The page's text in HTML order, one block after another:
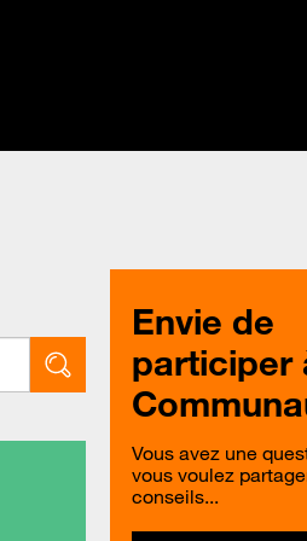
Envie de
participer
Vous avez une
vous voulez
conseils...